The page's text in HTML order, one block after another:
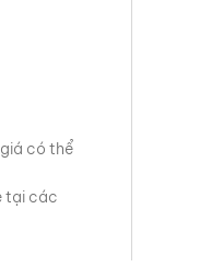
có thể
tại các